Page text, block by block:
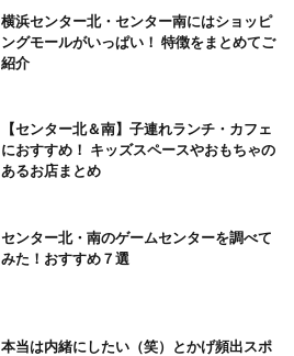
横浜センター北・センター南にはショッピ
ングモールがいっぱい！ 特徴をまとめてご
紹介
【センター北＆南】子連れランチ・カフェ
におすすめ！ キッズスペースやおもちゃの
あるお店まとめ
センター北・南のゲームセンターを調べて
みた！おすすめ７選
本当は内緒にしたい（笑）とかげ頻出スポ